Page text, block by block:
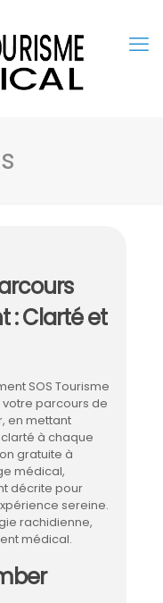
: Clarté et
SOS Tourisme
parcours de
en mettant
à chaque
gratuite à
médical,
décrite pour
sereine.
rachidienne,
médical.